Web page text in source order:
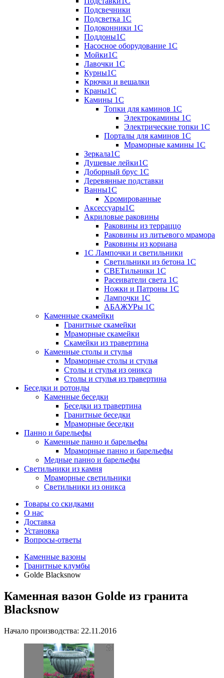
Подсвечники
Подсветка 1С
Подоконники 1С
Поддоны1С
Насосное оборудование 1С
Мойки1С
Лавочки 1С
Курны1С
Крючки и вешалки
Краны1С
Камины 1C
Топки для каминов 1C
Электрокамины 1С
Электрические топки 1C
Порталы для каминов 1С
Мраморные камины 1C
Зеркала1С
Душевые лейки1С
Доборный брус 1С
Деревянные подставки
Ванны1С
Хромированные
Аксессуары1С
Акриловые раковины
Раковины из терраццо
Раковины из литьевого мрамора
Раковины из кориана
1С Лампочки и светильники
Светильники из бетона 1С
СВЕТильники 1С
Расеиватели света 1С
Ножки и Патроны 1С
Лампочки 1С
АБАЖУРы 1С
Каменные скамейки
Гранитные скамейки
Мраморные скамейки
Скамейки из травертина
Каменные столы и стулья
Мраморные столы и стулья
Столы и стулья из оникса
Столы и стулья из травертина
Беседки и ротонды
Каменные беседки
Беседки из травертина
Гранитные беседки
Мраморные беседки
Панно и барельефы
Каменные панно и барельефы
Мраморные панно и барельефы
Медные панно и барельефы
Светильники из камня
Мраморные светильники
Светильники из оникса
Товары со скидками
О нас
Доставка
Установка
Вопросы-ответы
Каменные вазоны
Гранитные клумбы
Golde Blacksnow
Каменная вазон Golde из гранита
Blacksnow
Начало производства: 22.11.2016